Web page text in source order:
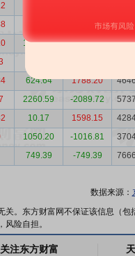
1380.70
1008.73 426.37
624.64 1788.20
2260.59 -2089.72
10.17 1598.15
1050.20 -1016.81
749.39 -749.39
数据来源：
。东方财富网不保证该信息（
险自担。